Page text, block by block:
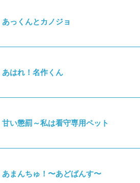
あっくんとカノジョ
あはれ！名作くん
甘い懲罰～私は看守専用ペット
あまんちゅ！〜あどばんす〜